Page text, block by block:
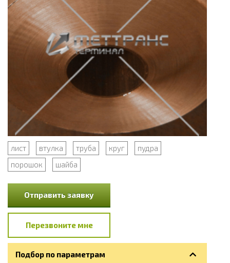
лист втулка труба круг
пудра
порошок
шайба
Отправить заявку
Перезвоните мне
Подбор по параметрам